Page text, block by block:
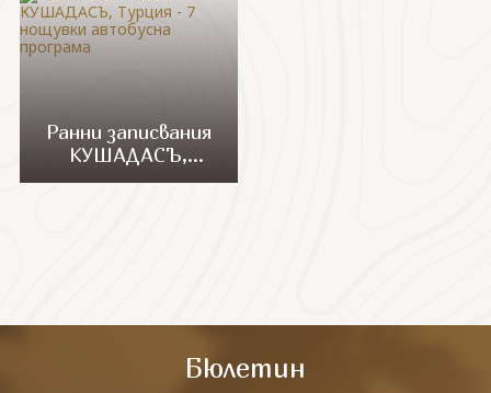
САМОЛЕТНИ ПОЧИВКИ
ЕКЗОТИКА
Ранни записвания
КУШАДАСЪ,
Турция - 7 нощувки
Бюлетин